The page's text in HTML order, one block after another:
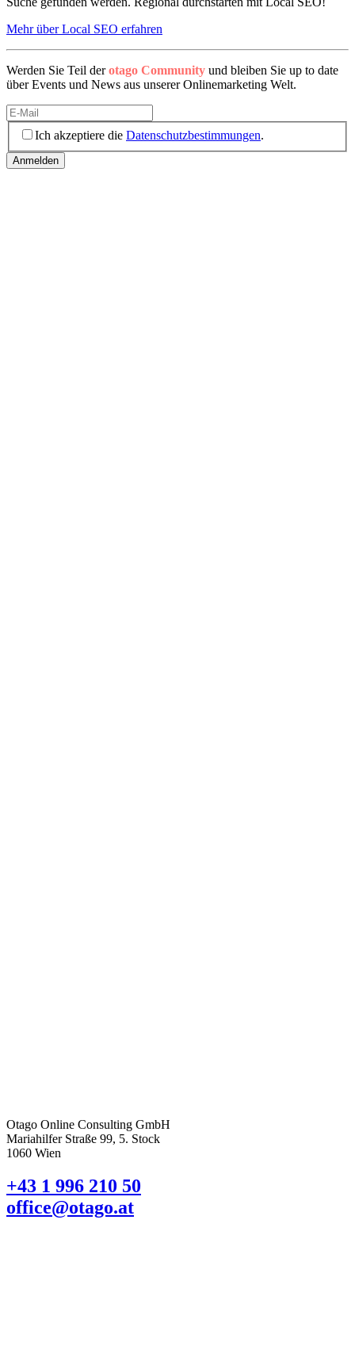
Mehr über Local SEO erfahren
Werden Sie Teil derotago Community und bleiben Sie up to date
über Events und News aus unserer Onlinemarketing Welt.
Ich akzeptiere die Datenschutzbestimmungen.
Otago Online Consulting GmbH
Mariahilfer Straße 99, 5. Stock
1060 Wien
+43 1 996 210 50
office@otago.at